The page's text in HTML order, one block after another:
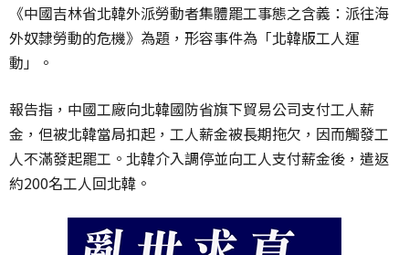
《中國吉林省北韓外派勞動者集體罷工事態之含義：派往海
外奴隸勞動的危機》為題，形容事件為「北韓版工人運
動」。
報告指，中國工廠向北韓國防省旗下貿易公司支付工人薪
金，但被北韓當局扣起，工人薪金被長期拖欠，因而觸發工
人不滿發起罷工。北韓介入調停並向工人支付薪金後，遣返
約200名工人回北韓。